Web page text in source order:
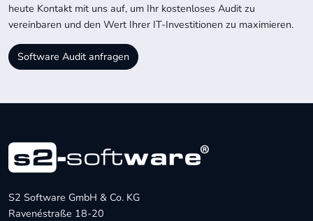
heute Kontakt mit uns auf, um Ihr kostenloses Audit zu
vereinbaren und den Wert Ihrer IT-Investitionen zu maximieren.
Software Audit anfragen
S2 Software GmbH & Co. KG
Ravenéstraße 18-20